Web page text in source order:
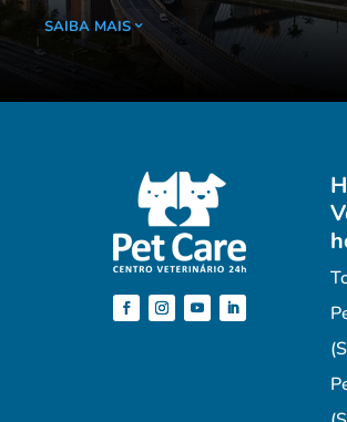
SAIBA MAIS